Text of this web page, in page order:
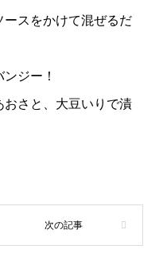
スをかけて混ぜるだ
ジー！
さと、大豆いりで漬